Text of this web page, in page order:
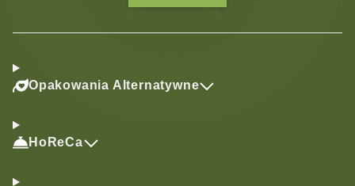
Opakowania Alternatywne
HoReCa